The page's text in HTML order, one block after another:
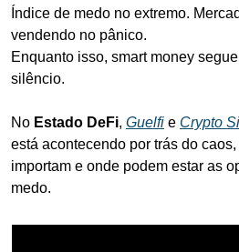
Índice de medo no extremo.
vendendo no pânico.
Enquanto isso, smart money
silêncio.
No Estado DeFi, Guelfi e Crypto
está acontecendo por trás do
importam e onde podem estar as
medo.